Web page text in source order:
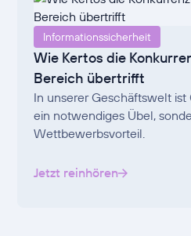
Informationssicherheit
Wie Kertos die
Bereich übertrifft
In unserer Geschäftswelt
ein notwendiges Übel,
Wettbewerbsvorteil.
Jetzt reinhören